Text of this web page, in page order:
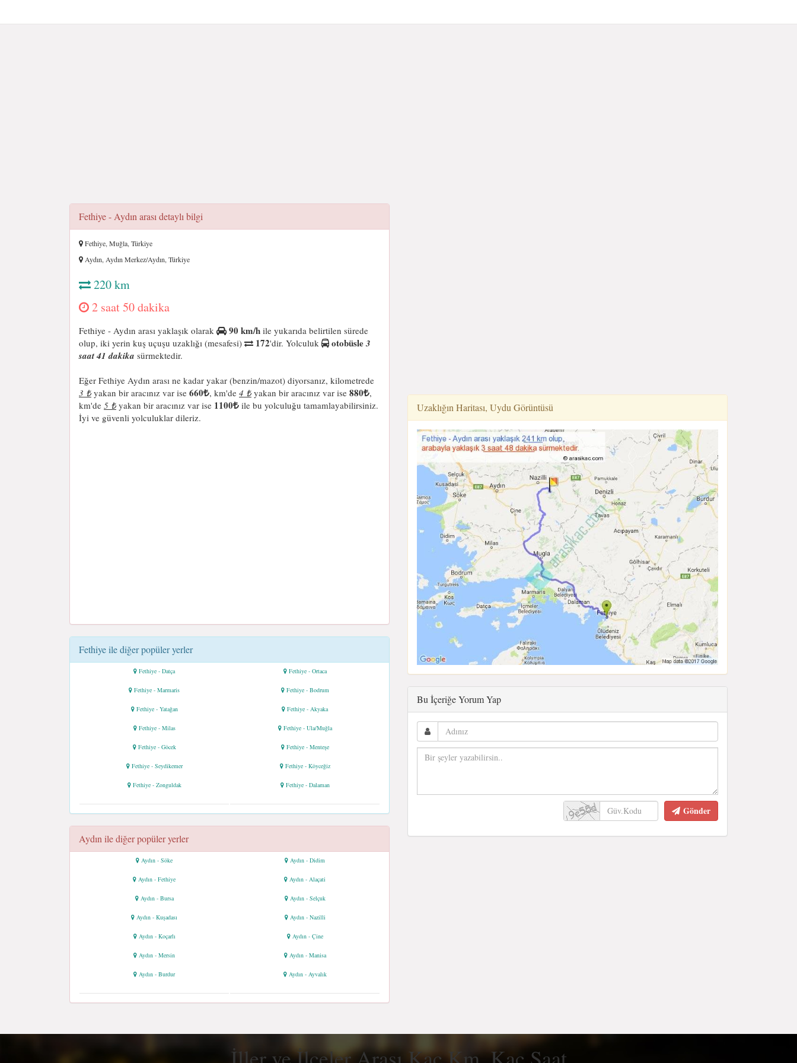
Fethiye - Aydın arası detaylı bilgi
Fethiye, Muğla, Türkiye
Aydın, Aydın Merkez/Aydın, Türkiye
220 km
2 saat 50 dakika
Fethiye - Aydın arası yaklaşık olarak 90 km/h ile yukarıda belirtilen sürede
olup, iki yerin kuş uçuşu uzaklığı (mesafesi)
172'dir. Yolculuk otobüsle3
saat 41 dakika sürmektedir.
Eğer Fethiye Aydın arası ne kadar yakar (benzin/mazot) diyorsanız, kilometrede
3 ₺yakan bir aracınız var ise 660 , km'de 4 ₺yakan bir aracınız var ise 880 ,
km'de 5 ₺yakan bir aracınız var ise 1100
ile bu yolculuğu tamamlayabilirsiniz.
İyi ve güvenli yolculuklar dileriz.
Fethiye ile diğer popüler yerler
Fethiye - Datça Fethiye - Ortaca
Fethiye - Marmaris Fethiye - Bodrum
Fethiye - Yatağan Fethiye - Akyaka
Fethiye - Milas Fethiye - Ula/Muğla
Fethiye - Göcek Fethiye - Menteşe
Fethiye - Seydikemer Fethiye - Köyceğiz
Fethiye - Zonguldak Fethiye - Dalaman
Aydın ile diğer popüler yerler
Aydın - Söke Aydın - Didim
Aydın - Fethiye Aydın - Alaçati
Aydın - Bursa Aydın - Selçuk
Aydın - Kuşadası Aydın - Nazilli
Aydın - Koçarlı Aydın - Çine
Aydın - Mersin Aydın - Manisa
Aydın - Burdur Aydın - Ayvalık
Uzaklığın Haritası, Uydu Görüntüsü
Bu İçeriğe Yorum Yap
Gönder